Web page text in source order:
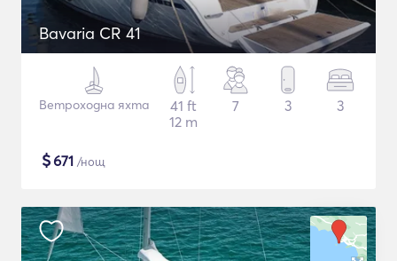
Bavaria CR 41
Ветроходна яхта
41 ft
12 m
7 3 3
$671 /нощ